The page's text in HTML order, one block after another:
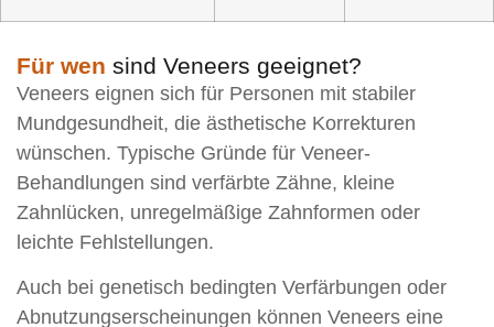
Für wen sind Veneers geeignet?
Veneers eignen sich für Personen mit stabiler
Mundgesundheit, die ästhetische Korrekturen
wünschen. Typische Gründe für Veneer-
Behandlungen sind verfärbte Zähne, kleine
Zahnlücken, unregelmäßige Zahnformen oder
leichte Fehlstellungen.
Auch bei genetisch bedingten Verfärbungen oder
Abnutzungserscheinungen können Veneers eine